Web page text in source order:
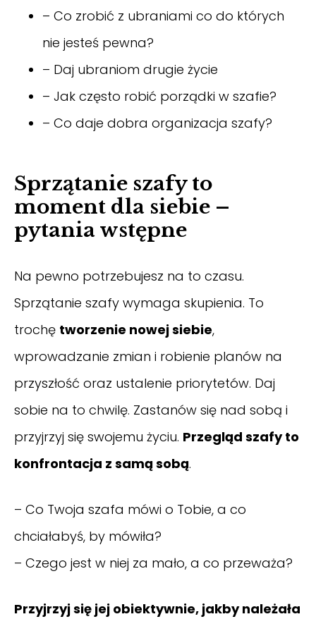
– Co zrobić z ubraniami co do których
nie jesteś pewna?
– Daj ubraniom drugie życie
– Jak często robić porządki w szafie?
– Co daje dobra organizacja szafy?
Sprzątanie szafy to
moment dla siebie –
pytania wstępne
Na pewno potrzebujesz na to czasu.
Sprzątanie szafy wymaga skupienia. To
trochę tworzenie nowej siebie,
wprowadzanie zmian i robienie planów na
przyszłość oraz ustalenie priorytetów. Daj
sobie na to chwilę. Zastanów się nad sobą i
przyjrzyj się swojemu życiu. Przegląd szafy to
konfrontacja z samą sobą.
– Co Twoja szafa mówi o Tobie, a co
chciałabyś, by mówiła?
– Czego jest w niej za mało, a co przeważa?
Przyjrzyj się jej obiektywnie, jakby należała